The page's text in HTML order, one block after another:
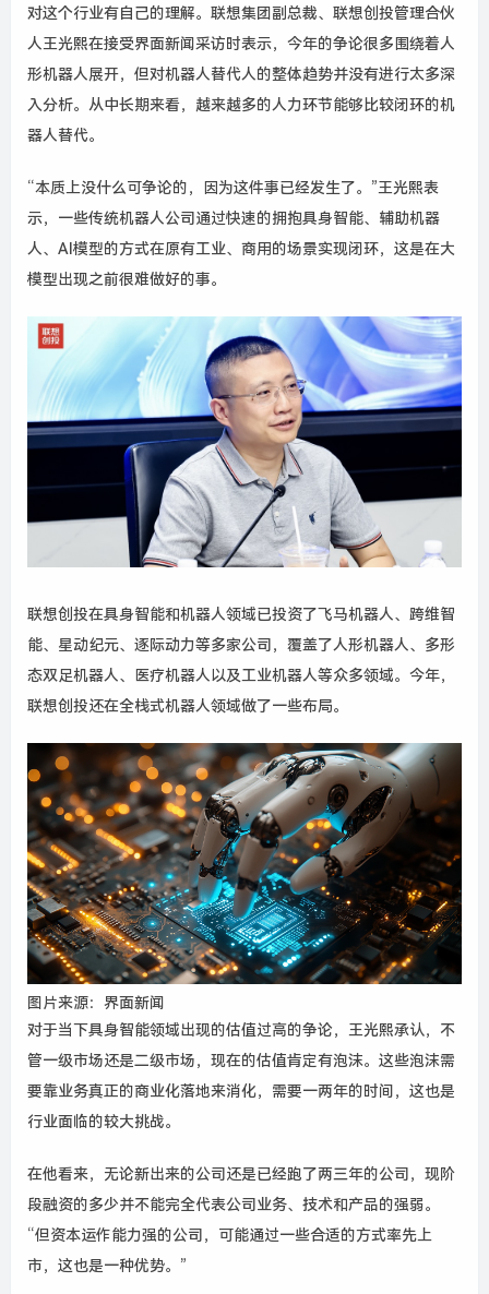
对这个行业有自己的理解。 联想集团副总裁、联想创投管理合伙
人王光熙在接受界面新闻采访时表示， 今年的争论很多围绕着人
形机器人展开， 但对机器人替代人的整体趋势并没有进行太多深
入分析。 从中长期来看， 越来越多的人力环节能够比较闭环的机
器人替代。
“本质上没什么可争论的，因为这件事已经发生了。”王光熙表
示， 一些传统机器人公司 通过快速的拥抱具身智能、辅助机器
人、AI模型的方式在原有工业、 商用的场景实现闭环， 这是在大
模型出现之前很难做好的事。
联想创投在具身智能和机器人领域已投资了飞马机器人、跨维智
能、星动纪元、逐际动力等多家公司 ， 覆盖了人形机器人、 多形
态双足机器人、 医疗机器人 以及工业机器人等众多领域。 今年，
联想创投还在全栈式机器人领域做了一些布局。
图片来源：界面新闻
对于当下具身智能领域出现的估值过高的争论， 王光熙承认， 不
管一级市场还是二级市场， 现在的估值肯定有泡沫。 这些泡沫需
要靠业务真正的商业化落地来消化， 需要一两年的时间 ， 这也是
行业面临的较大挑战。
在他看来， 无论新出来的公司 还是已经跑了两三年的公司 ，现阶
段融资的多少并不能完全代表公司业务、 技术和产品的强弱。
“但资本运作能力强的公司 ， 可能通过一些合适的方式率先 上
市， 这也是一种优势。 ”